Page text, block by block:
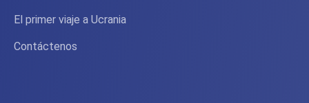
El primer viaje a Ucrania
Contáctenos